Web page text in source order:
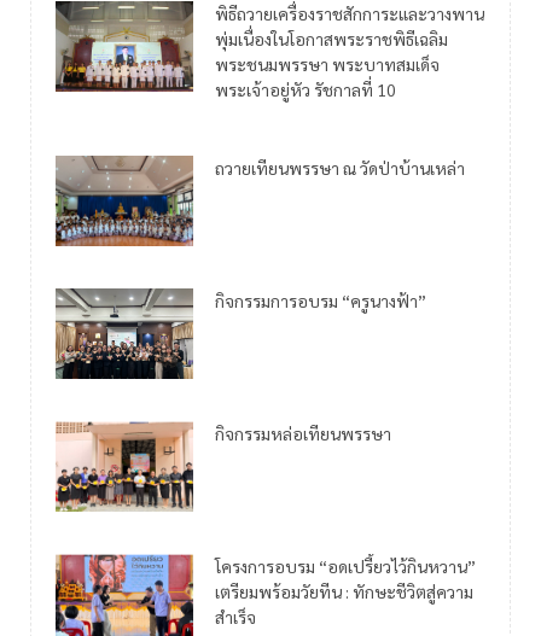
พิธีถวายเครื่องราชสักการะและวางพาน
พุ่มเนื่องในโอกาสพระราชพิธีเฉลิม
พระชนมพรรษา พระบาทสมเด็จ
พระเจ้าอยู่หัว รัชกาลที่ 10
ถวายเทียนพรรษา ณ วัดป่าบ้านเหล่า
กิจกรรมการอบรม “ครูนางฟ้า”
กิจกรรมหล่อเทียนพรรษา
โครงการอบรม “อดเปรี้ยวไว้กินหวาน”
เตรียมพร้อมวัยทีน : ทักษะชีวิตสู่ความ
สำเร็จ